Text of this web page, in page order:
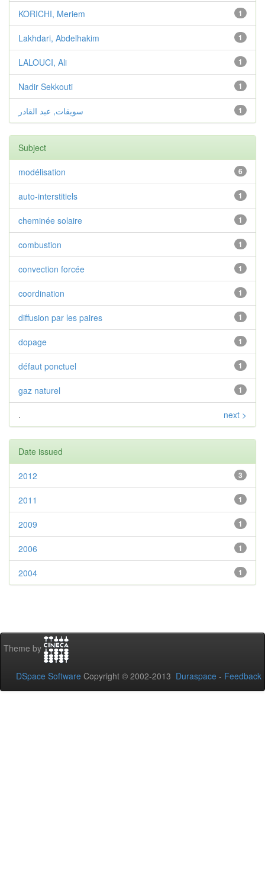
1
KORICHI, Meriem
1
Lakhdari, Abdelhakim
1
LALOUCI, Ali
1
Nadir Sekkouti
1 سويقات, عبد القادر
Subject
6
modélisation
1
auto-interstitiels
1
cheminée solaire
1
combustion
1
convection forcée
1
coordination
1
diffusion par les paires
1
dopage
1
défaut ponctuel
1
gaz naturel
. next >
Date issued
3
2012
1
2011
1
2009
1
2006
1
2004
Theme by
DSpace Software Copyright © 2002-2013 Duraspace - Feedback